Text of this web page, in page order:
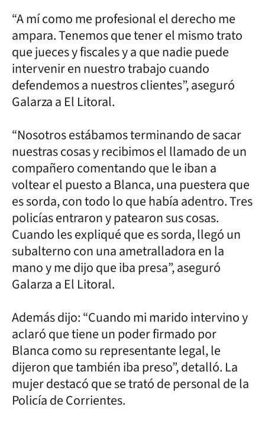
“A mí como me profesional el derecho me
ampara. Tenemos que tener el mismo trato
que jueces y fiscales y a que nadie puede
intervenir en nuestro trabajo cuando
defendemos a nuestros clientes”, aseguró
Galarza a El Litoral.
“Nosotros estábamos terminando de sacar
nuestras cosas y recibimos el llamado de un
compañero comentando que le iban a
voltear el puesto a Blanca, una puestera que
es sorda, con todo lo que había adentro. Tres
policías entraron y patearon sus cosas.
Cuando les expliqué que es sorda, llegó un
subalterno con una ametralladora en la
mano y me dijo que iba presa”, aseguró
Galarza a El Litoral.
Además dijo: “Cuando mi marido intervino y
aclaró que tiene un poder firmado por
Blanca como su representante legal, le
dijeron que también iba preso”, detalló. La
mujer destacó que se trató de personal de la
Policía de Corrientes.